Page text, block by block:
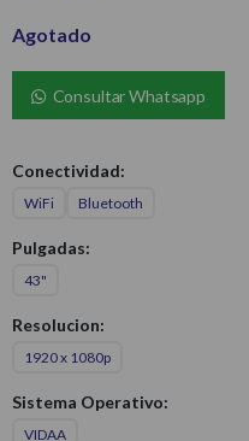
Agotado
Consultar Whatsapp
Conectividad:
WiFi Bluetooth
Pulgadas:
43"
Resolucion:
1920 x 1080p
Sistema Operativo:
VIDAA